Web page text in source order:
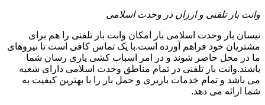
وانت بار تلفنی و ارزان در وحدت اسلامی
نیسان بار وحدت اسلامی بار امکان وانت بار تلفنی را هم برای
مشتریان خود فراهم آورده است.با یک تماس کافی است تا نیروهای
ما در محل حاضر شوند و در امر اسباب کشی یاری رسان شما
باشند.وانت بار تلفنی در تمام مناطق وحدت اسلامی دارای شعبه
می باشد و تمام خدمات باربری و حمل بار را با بهترین کیفیت به
شما ارائه می دهد.